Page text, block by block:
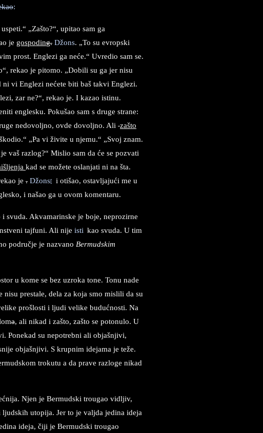
:
„Zašto?“, upitao sam ga
je gospoding. Džons. „To su evropski
prost. Englezi ga neće.“ Uvredio sam se.
rekao je pitomo. „Dobili su ga jer nisu
vi Englezi nećete biti baš takvi Englezi.
zar ne?“, rekao je. I kazao istinu.
englesku. Pokušao sam s druge strane:
nedovoljno, ovde dovoljno. Ali zašto
„Pa vi živite u njemu.“ „Svoj znam.
vaš razlog?“ Mislio sam da će se pozvati
kad se možete oslanjati ni na šta.
je . Džons[
i otišao, ostavljajući me u
i našao ga u ovom komentaru.
svuda. Akvamarinske je boje, neprozirne
tajfuni. Ali nije isti kao svuda. U tim
područje je nazvano Bermudskim
u kome se bez uzroka tone. Tonu nade
prestale, dela za koja smo mislili da su
prošlosti i ljudi velike budućnosti. Na
a, ali nikad i zašto, zašto se potonulo. U
Ponekad su nepotrebni ali objašnjivi,
objašnjivi. S krupnim idejama je teže.
trokutu a da prave razloge nikad
Njen je Bermudski trougao vidljiv,
utopija. Jer to je valjda jedina ideja
ideja, čiji je Bermudski trougao